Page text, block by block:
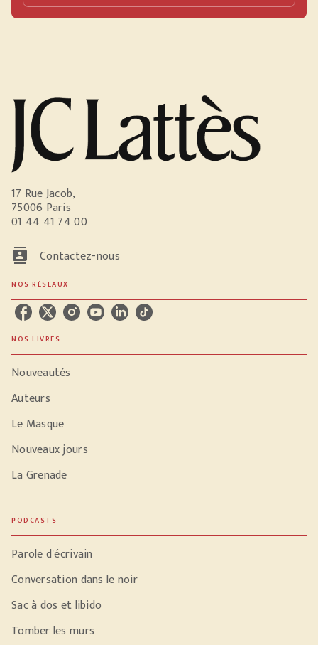
17 Rue Jacob,
75006 Paris
01 44 41 74 00
contacts Contactez-nous
NOS RÉSEAUX
NOS LIVRES
Nouveautés
Auteurs
Le Masque
Nouveaux jours
La Grenade
PODCASTS
Parole d'écrivain
Conversation dans le noir
Sac à dos et libido
Tomber les murs